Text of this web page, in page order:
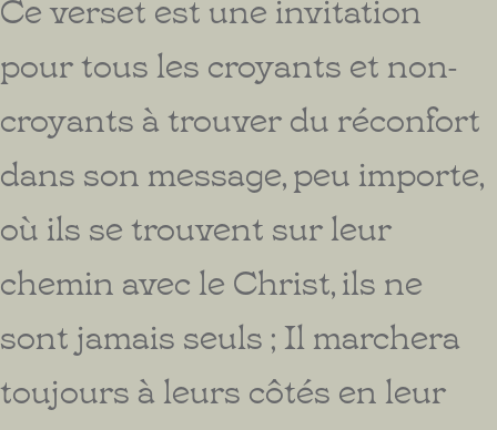
pour tous les croyants et non-
croyants à trouver du réconfort
dans son message, peu importe,
où ils se trouvent sur leur
chemin avec le Christ, ils ne
sont jamais seuls ; Il marchera
toujours à leurs côtés en leur